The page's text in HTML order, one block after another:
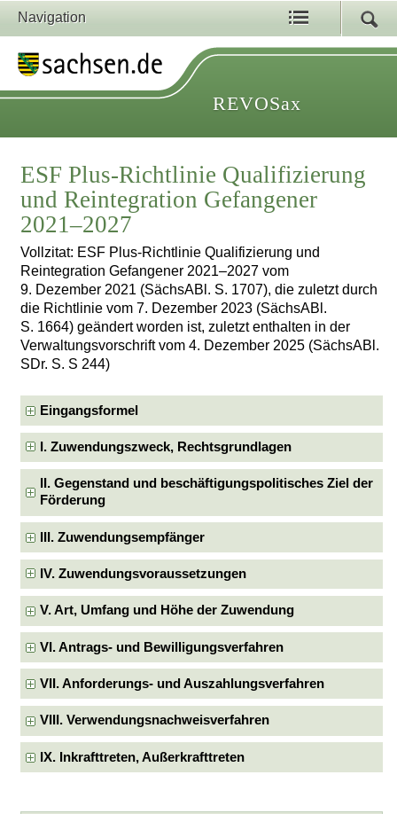
Navigation
REVOSax
ESF Plus-Richtlinie Qualifizierung
und Reintegration Gefangener
2021–2027
Vollzitat: ESF Plus-Richtlinie Qualifizierung und
Reintegration Gefangener 2021–2027 vom
9. Dezember 2021 (SächsABl. S. 1707), die zuletzt durch
die Richtlinie vom 7. Dezember 2023 (SächsABl.
S. 1664) geändert worden ist, zuletzt enthalten in der
Verwaltungsvorschrift vom 4. Dezember 2025 (SächsABl.
SDr. S. S 244)
Eingangsformel
I. Zuwendungszweck, Rechtsgrundlagen
II. Gegenstand und beschäftigungspolitisches Ziel der
Förderung
III. Zuwendungsempfänger
IV. Zuwendungsvoraussetzungen
V. Art, Umfang und Höhe der Zuwendung
VI. Antrags- und Bewilligungsverfahren
VII. Anforderungs- und Auszahlungsverfahren
VIII. Verwendungsnachweisverfahren
IX. Inkrafttreten, Außerkrafttreten